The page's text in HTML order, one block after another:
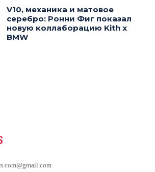
V10, механика и матовое
серебро: Ронни Фиг показал
новую коллаборацию Kith x
BMW